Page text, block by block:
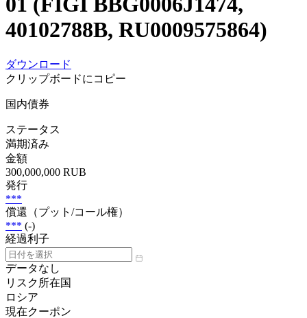
40102788B, RU0009575864)
ダウンロード
クリップボードにコピー
国内債券
ステータス
満期済み
金額
300,000,000 RUB
発行
***
償還（プット/コール権）
*** (-)
経過利子
データなし
リスク所在国
ロシア
現在クーポン